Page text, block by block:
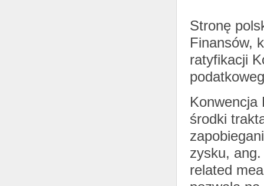
Stronę
Finansów,
ratyfikacji
Konwencja
środki
zysku,
related